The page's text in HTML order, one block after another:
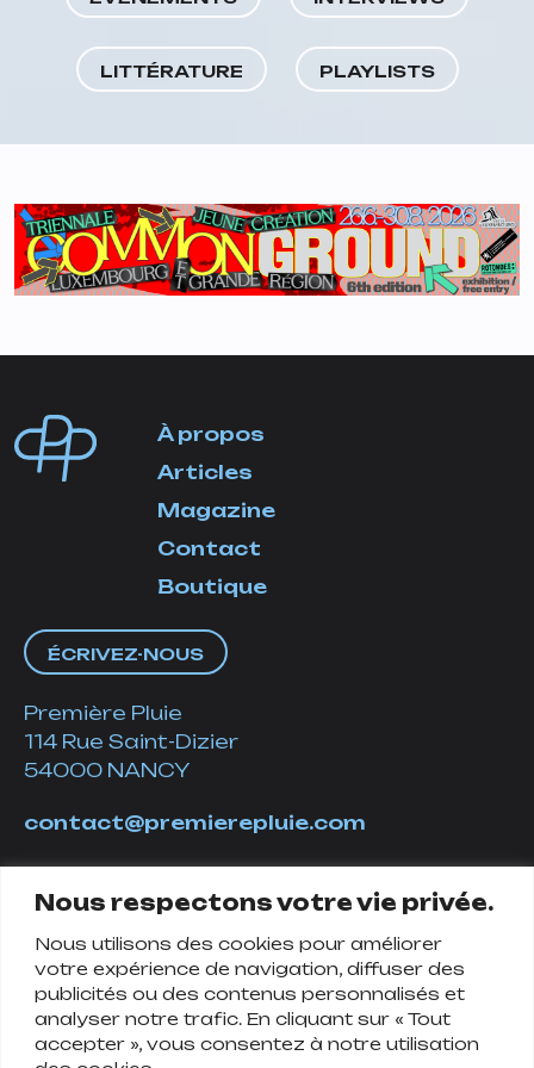
Nous respectons votre vie privée.
Nous utilisons des cookies pour améliorer
votre expérience de navigation, diffuser des
publicités ou des contenus personnalisés et
analyser notre trafic. En cliquant sur « Tout
accepter », vous consentez à notre utilisation
LITTÉRATURE PLAYLISTS
À propos
Articles
Magazine
Contact
Boutique
ÉCRIVEZ-NOUS
Première Pluie
114 Rue Saint-Dizier
54000 NANCY
contact@premierepluie.com
Suivez-nous